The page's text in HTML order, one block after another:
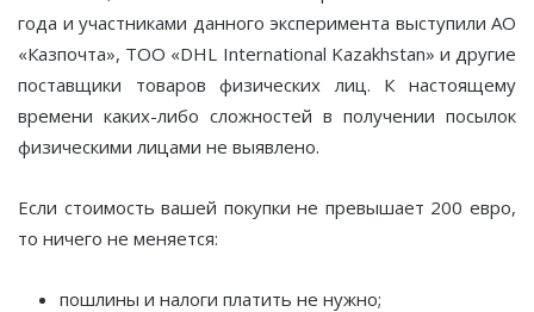
года и участниками данного эксперимента выступили АО
«Казпочта», ТОО «DHL International Kazakhstan» и другие
поставщики товаров физических лиц. К настоящему
времени каких-либо сложностей в получении посылок
физическими лицами не выявлено.
Если стоимость вашей покупки не превышает 200 евро,
то ничего не меняется:
пошлины и налоги платить не нужно;